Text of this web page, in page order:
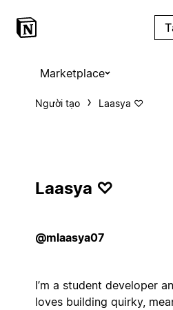
Marketplace
Người tạo Laasya ♡
Laasya ♡
@mlaasya07
I’m a student developer
loves building quirky,